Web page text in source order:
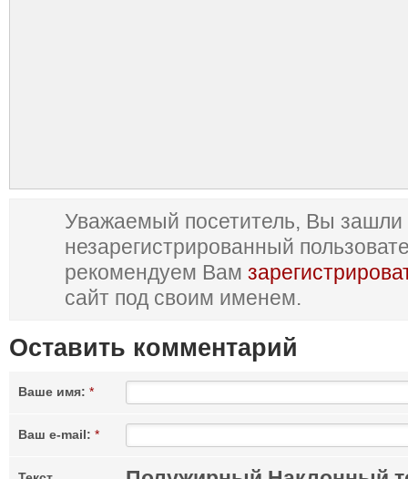
Уважаемый посетитель, Вы зашли
незарегистрированный
рекомендуем Вам
сайт под своим именем.
Оставить комментарий
Ваше имя: *
Ваш e-mail: *